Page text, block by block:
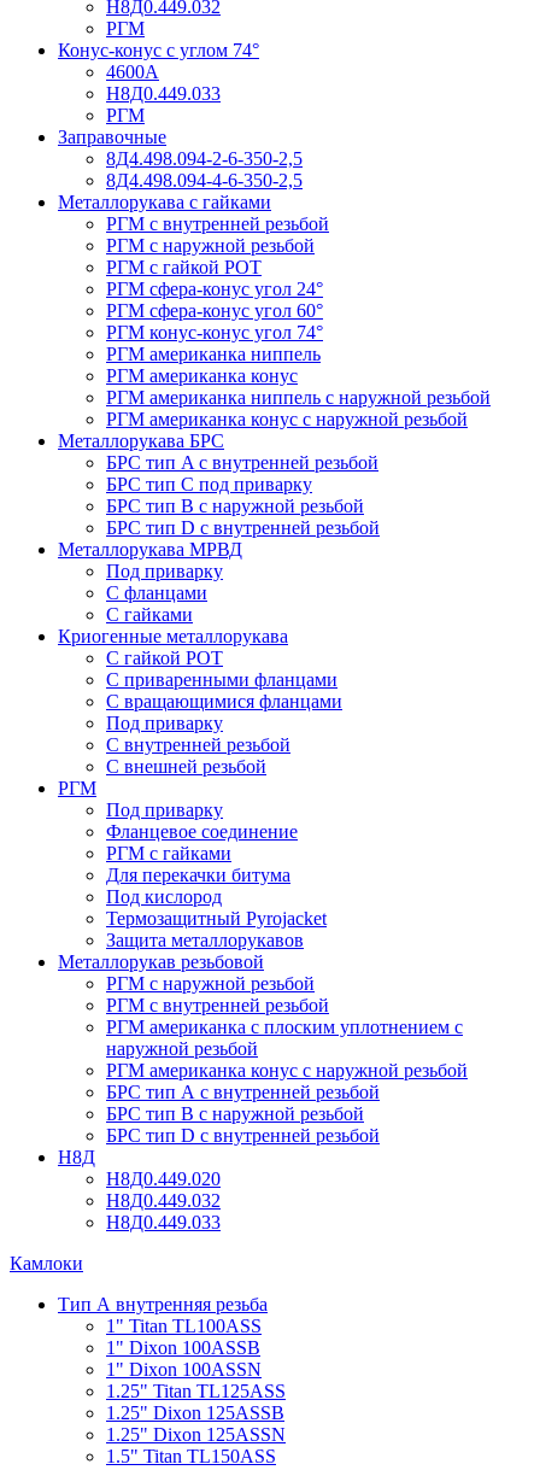
Н8Д0.449.032
РГМ
Конус-конус с углом 74°
4600А
Н8Д0.449.033
РГМ
Заправочные
8Д4.498.094-2-6-350-2,5
8Д4.498.094-4-6-350-2,5
Металлорукава с гайками
РГМ с внутренней резьбой
РГМ с наружной резьбой
РГМ с гайкой РОТ
РГМ сфера-конус угол 24°
РГМ сфера-конус угол 60°
РГМ конус-конус угол 74°
РГМ американка ниппель
РГМ американка конус
РГМ американка ниппель с наружной резьбой
РГМ американка конус с наружной резьбой
Металлорукава БРС
БРС тип A с внутренней резьбой
БРС тип C под приварку
БРС тип B с наружной резьбой
БРС тип D с внутренней резьбой
Металлорукава МРВД
Под приварку
С фланцами
С гайками
Криогенные металлорукава
С гайкой РОТ
С приваренными фланцами
С вращающимися фланцами
Под приварку
С внутренней резьбой
С внешней резьбой
РГМ
Под приварку
Фланцевое соединение
РГМ с гайками
Для перекачки битума
Под кислород
Термозащитный Pyrojacket
Защита металлорукавов
Металлорукав резьбовой
РГМ с наружной резьбой
РГМ с внутренней резьбой
РГМ американка с плоским уплотнением с
наружной резьбой
РГМ американка конус с наружной резьбой
БРС тип А с внутренней резьбой
БРС тип В с наружной резьбой
БРС тип D с внутренней резьбой
Н8Д
Н8Д0.449.020
Н8Д0.449.032
Н8Д0.449.033
Камлоки
Тип А внутренняя резьба
1" Titan TL100ASS
1" Dixon 100ASSB
1" Dixon 100ASSN
1.25" Titan TL125ASS
1.25" Dixon 125ASSB
1.25" Dixon 125ASSN
1.5" Titan TL150ASS